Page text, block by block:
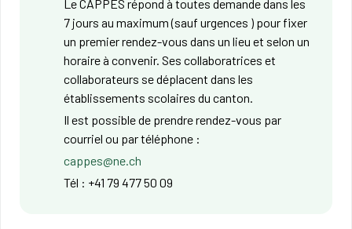
Le CAPPES répond à toutes demande dans les
7 jours au maximum (sauf urgences ) pour fixer
un premier rendez-vous dans un lieu et selon un
horaire à convenir. Ses collaboratrices et
collaborateurs se déplacent dans les
établissements scolaires du canton.
Il est possible de prendre rendez-vous par
courriel ou par téléphone :
cappes@ne.ch
Tél : +41 79 477 50 09